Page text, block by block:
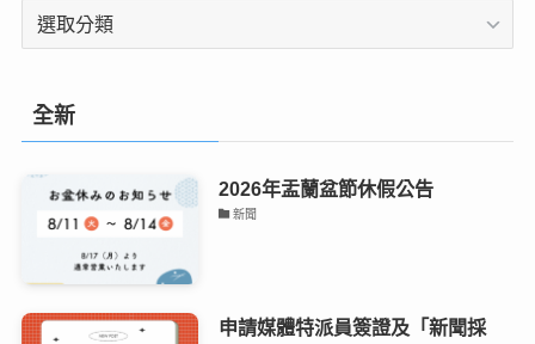
類
全新
2026年盂蘭盆節休假公告
新聞
申請媒體特派員簽證及「新聞採